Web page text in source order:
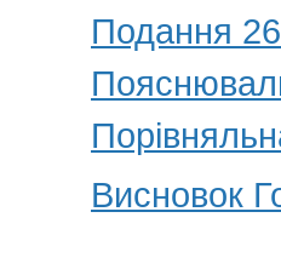
Подання
Висновок